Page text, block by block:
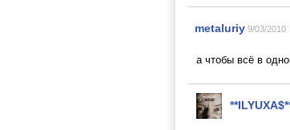
metaluriy 9/03/2010
а чтобы всё в